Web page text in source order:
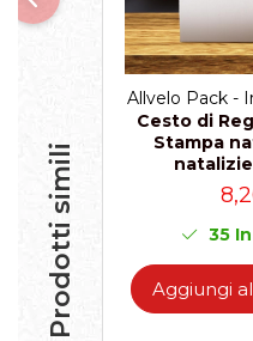
Prodotti simili
Allvelo Pack -
Cesto di
Stampa
35
Aggiungi